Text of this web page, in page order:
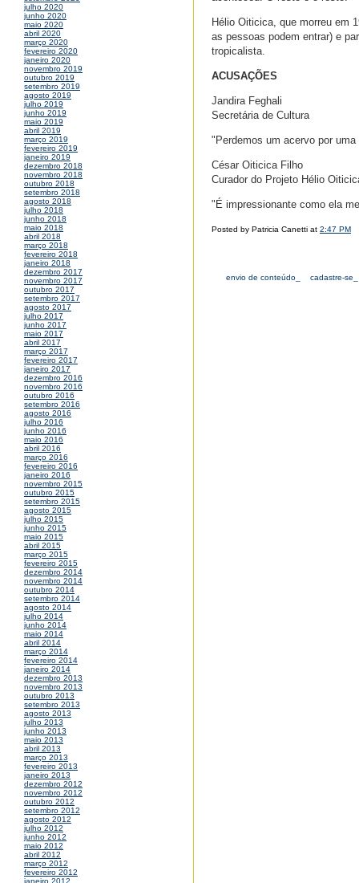
julho 2020
junho 2020
maio 2020
abril 2020
março 2020
fevereiro 2020
janeiro 2020
novembro 2019
outubro 2019
setembro 2019
agosto 2019
julho 2019
junho 2019
maio 2019
abril 2019
março 2019
fevereiro 2019
janeiro 2019
dezembro 2018
novembro 2018
outubro 2018
setembro 2018
agosto 2018
julho 2018
junho 2018
maio 2018
abril 2018
março 2018
fevereiro 2018
janeiro 2018
dezembro 2017
novembro 2017
outubro 2017
setembro 2017
agosto 2017
julho 2017
junho 2017
maio 2017
abril 2017
março 2017
fevereiro 2017
janeiro 2017
dezembro 2016
novembro 2016
outubro 2016
setembro 2016
agosto 2016
julho 2016
junho 2016
maio 2016
abril 2016
março 2016
fevereiro 2016
janeiro 2016
novembro 2015
outubro 2015
setembro 2015
agosto 2015
julho 2015
junho 2015
maio 2015
abril 2015
março 2015
fevereiro 2015
dezembro 2014
novembro 2014
outubro 2014
setembro 2014
agosto 2014
julho 2014
junho 2014
maio 2014
abril 2014
março 2014
fevereiro 2014
janeiro 2014
dezembro 2013
novembro 2013
outubro 2013
setembro 2013
agosto 2013
julho 2013
junho 2013
maio 2013
abril 2013
março 2013
fevereiro 2013
janeiro 2013
dezembro 2012
novembro 2012
outubro 2012
setembro 2012
agosto 2012
julho 2012
junho 2012
maio 2012
abril 2012
março 2012
fevereiro 2012
Hélio Oiticica, que morreu em
as pessoas podem entrar) e
tropicalista.
ACUSAÇÕES
Jandira Feghali
Secretária de Cultura
"Perdemos um acervo por
César Oiticica Filho
Curador do Projeto Hélio
"É impressionante como ela
Posted by Patricia Canetti at 2:47 PM
envio de conteúdo_ cadastre-se_